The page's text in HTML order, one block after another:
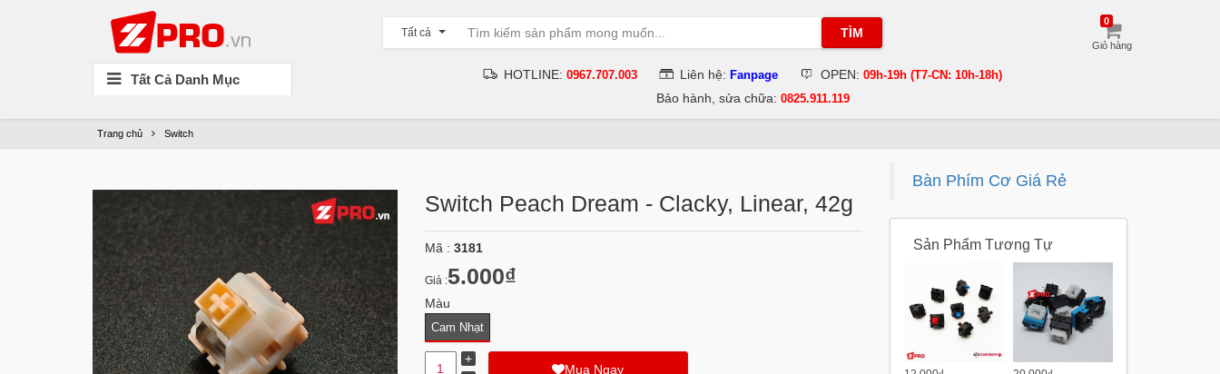
Tất cả TÌM
Giỏ hàng
0
Tất Cả Danh Mục HOTLINE:0967.707.003 Liên hệ:Fanpage OPEN:09h-19h (T7-CN: 10h-18h)
Bảo hành, sửa chữa:0825.911.119
Trang chủ Switch
Switch Peach Dream - Clacky, Linear, 42g
Mã : 3181
Giá :5.000₫
Màu
Cam Nhạt
Mua Ngay
Bàn Phím Cơ Giá Rẻ
Sản Phẩm Tương Tự